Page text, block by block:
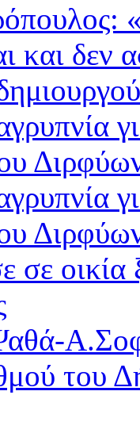
και δεν
σε
του